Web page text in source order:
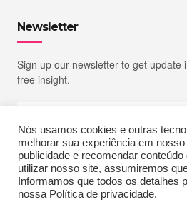
Newsletter
Sign up our newsletter to get update
free insight.
SIGN UP
Nós usamos cookies e outras
melhorar sua experiência em
publicidade e recomendar
utilizar nosso site, assumiremos
Informamos que todos os detalhes
nossa Política de privacidade.